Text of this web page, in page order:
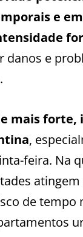
e
danos e
mais forte,
,
feira. Na
atingem
de tempo